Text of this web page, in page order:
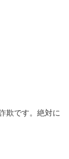
欺です。絶対に